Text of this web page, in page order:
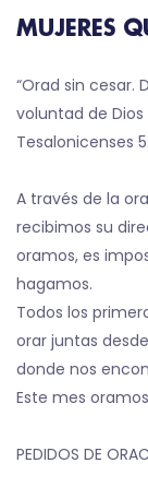
MUJERES
“Orad sin cesar.
voluntad de Dios
Tesalonicenses
A través de la
recibimos su
oramos, es
hagamos.
Todos los
orar juntas
donde nos
Este mes
PEDIDOS DE